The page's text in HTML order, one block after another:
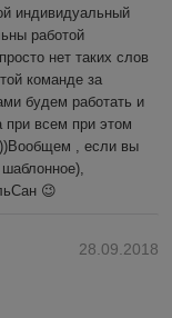
индивидуальный
работой
нет таких слов
команде за
будем работать и
при всем при этом
, если вы
😉
28.09.2018